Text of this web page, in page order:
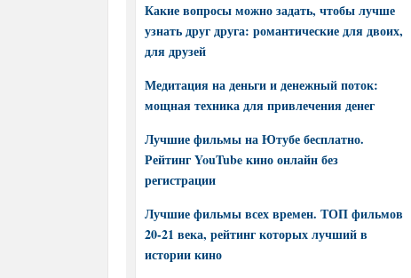
Какие вопросы можно задать, чтобы лучше
узнать друг друга: романтические для двоих,
для друзей
Медитация на деньги и денежный поток:
мощная техника для привлечения денег
Лучшие фильмы на Ютубе бесплатно.
Рейтинг YouTube кино онлайн без
регистрации
Лучшие фильмы всех времен. ТОП фильмов
20-21 века, рейтинг которых лучший в
истории кино